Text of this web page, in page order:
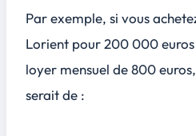
Par exemple, si vous
Lorient pour 200 000
loyer mensuel de 800
serait de :